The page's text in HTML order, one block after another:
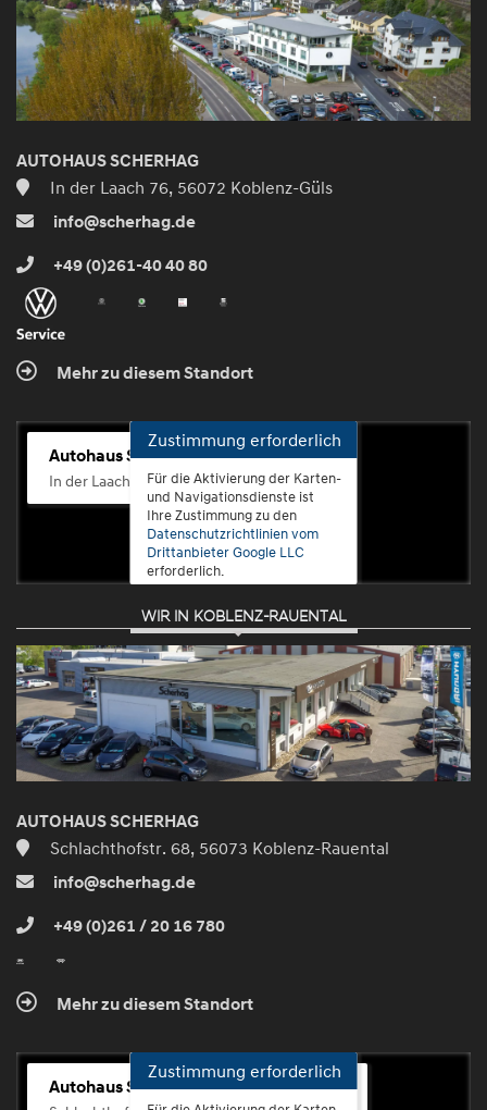
AUTOHAUS SCHERHAG
In der Laach 76, 56072 Koblenz-Güls
info@scherhag.de
+49 (0)261-40 40 80
Mehr zu diesem Standort
Autohaus Scherhag
In der Laach 76, 56072 Koblenz-Güls
Zustimmung erforderlich
Für die Aktivierung der Karten-
und Navigationsdienste ist
Ihre Zustimmung zu den
Datenschutzrichtlinien vom
Drittanbieter Google LLC
erforderlich.
Zustimmen
und
aktivieren
WIR IN KOBLENZ-RAUENTAL
AUTOHAUS SCHERHAG
Schlachthofstr. 68, 56073 Koblenz-Rauental
info@scherhag.de
+49 (0)261 / 20 16 780
Mehr zu diesem Standort
Autohaus Scherhag
Zustimmung erforderlich